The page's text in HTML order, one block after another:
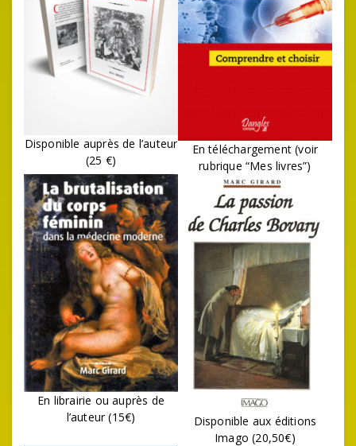
Disponible auprès de l’auteur
(25 €)
En téléchargement (voir
rubrique “Mes livres”)
En librairie ou auprès de
l’auteur (15€)
Disponible aux éditions
Imago (20,50€)